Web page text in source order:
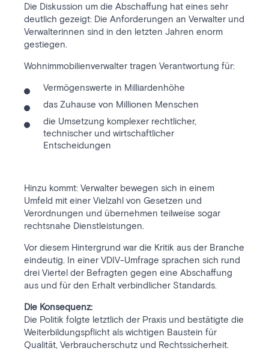
Die Diskussion um die Abschaffung hat eines sehr
deutlich gezeigt: Die Anforderungen an Verwalter und
Verwalterinnen sind in den letzten Jahren enorm
gestiegen.
Wohnimmobilienverwalter tragen Verantwortung für:
Vermögenswerte in Milliardenhöhe
das Zuhause von Millionen Menschen
die Umsetzung komplexer rechtlicher,
technischer und wirtschaftlicher
Entscheidungen
Hinzu kommt: Verwalter bewegen sich in einem
Umfeld mit einer Vielzahl von Gesetzen und
Verordnungen und übernehmen teilweise sogar
rechtsnahe Dienstleistungen.
Vor diesem Hintergrund war die Kritik aus der Branche
eindeutig. In einer VDIV-Umfrage sprachen sich rund
drei Viertel der Befragten gegen eine Abschaffung
aus und für den Erhalt verbindlicher Standards.
Die Konsequenz:
Die Politik folgte letztlich der Praxis und bestätigte die
Weiterbildungspflicht als wichtigen Baustein für
Qualität, Verbraucherschutz und Rechtssicherheit.